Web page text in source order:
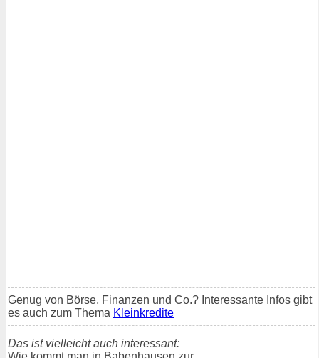
Genug von Börse, Finanzen und Co.? Interessante Infos gibt
es auch zum Thema Kleinkredite
Das ist vielleicht auch interessant: